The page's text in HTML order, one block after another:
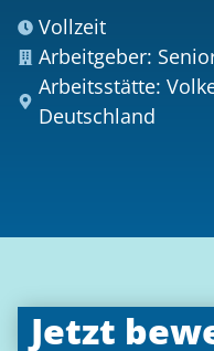
Vollzeit
Arbeitgeber:
Arbeitsstätte:
Deutschland
Jetzt